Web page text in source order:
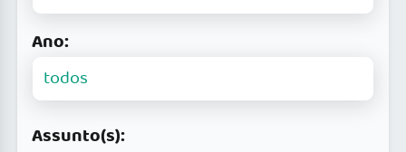
Ano:
Assunto(s):